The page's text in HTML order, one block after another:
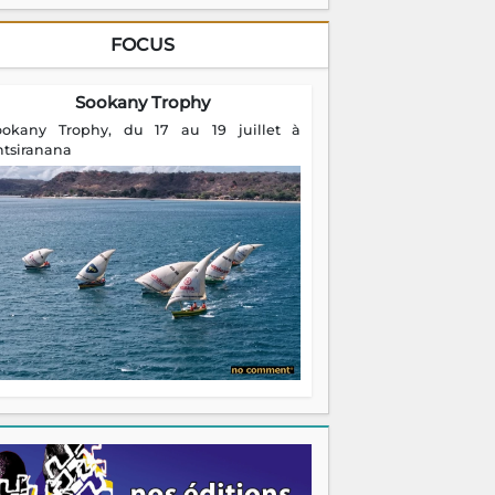
FOCUS
Sookany Trophy
Trophy, du 17 au 19 juillet à